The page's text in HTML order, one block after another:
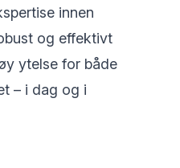
innen
og effektivt
ytelse for både
– i dag og i